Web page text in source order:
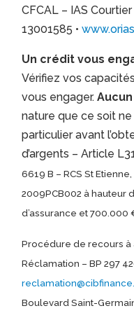
CFCAL – IAS Courtier
13001585 •
Un crédit vous
Vérifiez vos
vous engager.
nature que ce soit
particulier avant
d’argents – Article
6619 B – RCS St
2009PCB002 à hauteur
d’assurance et 700.000
Procédure de recours à
Réclamation – BP 297
Boulevard Saint-